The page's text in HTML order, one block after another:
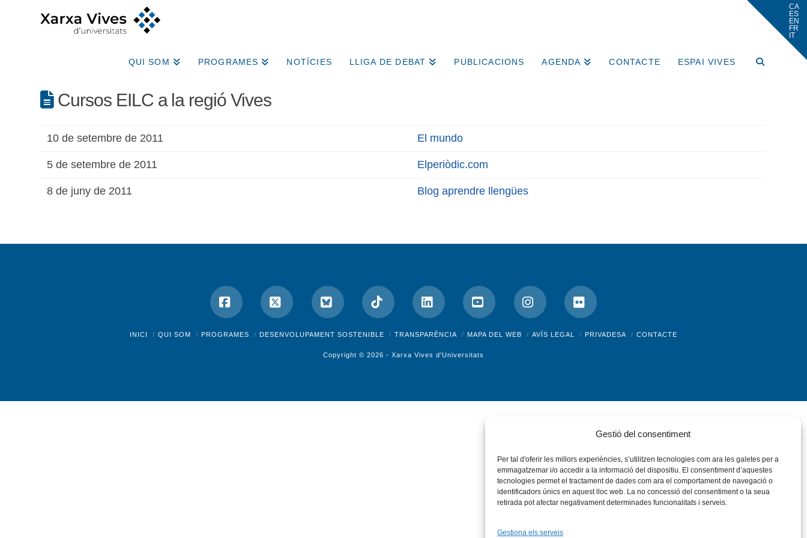
Gestió del consentiment
Per tal d'oferir les millors experiències, s’utilitzen tecnologies com ara les galetes per a
emmagatzemar i/o accedir a la informació del dispositiu. El consentiment d’aquestes
tecnologies permet el tractament de dades com ara el comportament de navegació o
identificadors únics en aquest lloc web. La no concessió del consentiment o la seua
retirada pot afectar negativament determinades funcionalitats i serveis.
Gestiona els serveis
QUI SOM PROGRAMES NOTÍCIES LLIGA DE DEBAT PUBLICACIONS AGENDA CONTACTE ESPAI VIVES
Cursos EILC a la regió Vives
10 de setembre de 2011 El mundo
5 de setembre de 2011 Elperiòdic.com
8 de juny de 2011 Blog aprendre llengües
Facebook
X Bluesky Tiktok LinkedInYouTube InstagramFlickr
INICI QUI SOM PROGRAMES DESENVOLUPAMENT SOSTENIBLE TRANSPARÈNCIA MAPA DEL WEB AVÍS LEGAL PRIVADESA CONTACTE
Copyright © 2026 - Xarxa Vives d'Universitats